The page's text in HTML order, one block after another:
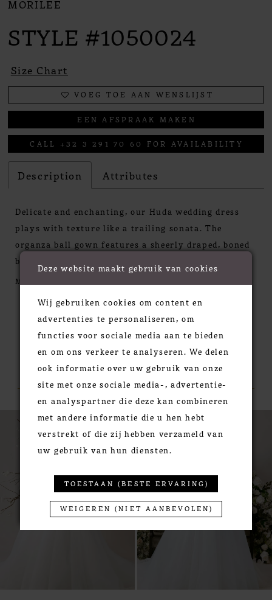
MORILEE
STYLE #1050024
Size Chart
VOEG TOE AAN WENSLIJST
EEN AFSPRAAK MAKEN
CALL +32 3 291 70 60 FOR AVAILABILITY
Description Attributes
Delicate and enchanting, our Huda wedding dress
plays with texture like a trailing sonata. The
organza ball gown features a sheerly draped, boned
bodice with a soft scoop neckline and thin straps
kissed with 3D floral draping, as if petals have
ruffles bloom into a skirt layered with playful 3D
florals and a detachable bow, for a look that's
MORE
RELATED PRODUCTS
Products
Carousel
PAUSE AUTOPLAY
PREVIOUS SLIDE
NEXT SLIDE
5
Deze website maakt gebruik van cookies
Wij gebruiken cookies om content en
advertenties te personaliseren, om
functies voor sociale media aan te bieden
en om ons verkeer te analyseren. We delen
ook informatie over uw gebruik van onze
site met onze sociale media-, advertentie-
en analyspartner die deze kan combineren
met andere informatie die u hen hebt
verstrekt of die zij hebben verzameld van
uw gebruik van hun diensten.
TOESTAAN (BESTE ERVARING)
WEIGEREN (NIET AANBEVOLEN)